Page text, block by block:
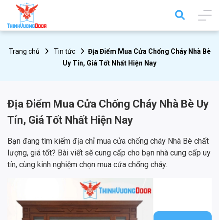
Trang chủ Tin tức
Địa Điểm Mua Cửa Chống Cháy Nhà Bè
Uy Tín, Giá Tốt Nhất Hiện Nay
Địa Điểm Mua Cửa Chống Cháy Nhà Bè Uy
Tín, Giá Tốt Nhất Hiện Nay
Bạn đang tìm kiếm địa chỉ mua cửa chống cháy Nhà Bè chất
lượng, giá tốt? Bài viết sẽ cung cấp cho bạn nhà cung cấp uy
tín, cùng kinh nghiệm chọn mua cửa chống cháy.